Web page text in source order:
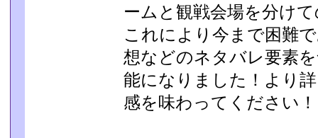
ームと観戦会場を分け
これにより今まで困難
想などのネタバレ要素
能になりました！より
感を味わってください！